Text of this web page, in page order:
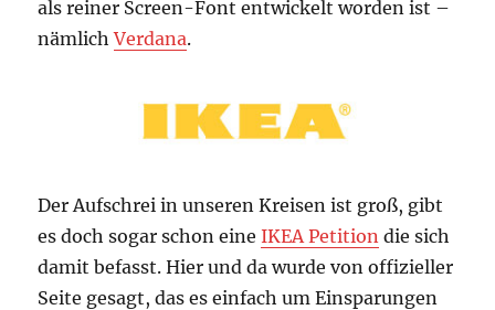
als reiner Screen-Font entwickelt worden ist –
nämlichVerdana.
Der Aufschrei in unseren Kreisen ist groß, gibt
es doch sogar schon eineIKEA Petition die sich
damit befasst. Hier und da wurde von offizieller
Seite gesagt, das es einfach um Einsparungen